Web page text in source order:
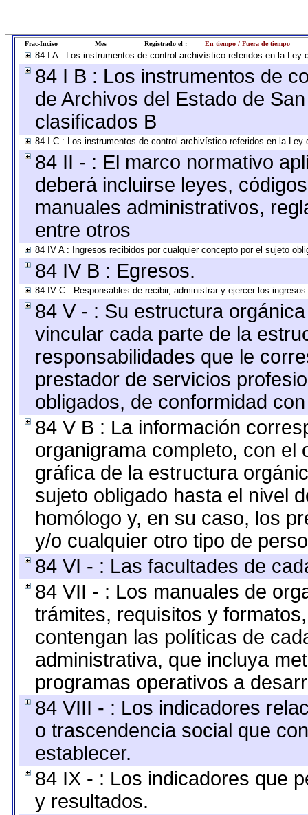
Frac-Inciso Mes Registrado el : En tiempo / Fuera de tiempo
84 I A : Los instrumentos de control archivístico referidos en la
84 I B : Los instrumentos de
de Archivos del Estado de
clasificados B
84 I C : Los instrumentos de control archivístico referidos en la
84 II - : El marco normativo
deberá incluirse leyes,
manuales administrativos,
entre otros
84 IV A : Ingresos recibidos por cualquier concepto por el sujeto
84 IV B : Egresos.
84 IV C : Responsables de recibir, administrar y ejercer los ingresos.
84 V - : Su estructura
vincular cada parte de la
responsabilidades que le
prestador de servicios
obligados, de conformidad
84 V B : La información
organigrama completo, con el
gráfica de la estructura
sujeto obligado hasta el nivel
homólogo y, en su caso, los
y/o cualquier otro tipo de
84 VI - : Las facultades de
84 VII - : Los manuales de
trámites, requisitos y
contengan las políticas de
administrativa, que incluya
programas operativos a
84 VIII - : Los indicadores
o trascendencia social que
establecer.
84 IX - : Los indicadores que
y resultados.